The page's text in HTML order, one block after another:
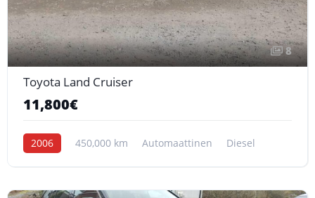
8
Toyota Land Cruiser
11,800€
2006 450,000 km Automaattinen Diesel